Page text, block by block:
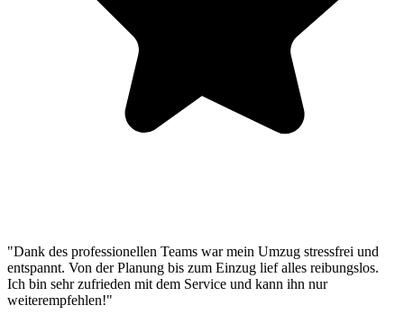
"Dank des professionellen Teams war mein Umzug stressfrei und
entspannt. Von der Planung bis zum Einzug lief alles reibungslos.
Ich bin sehr zufrieden mit dem Service und kann ihn nur
weiterempfehlen!"